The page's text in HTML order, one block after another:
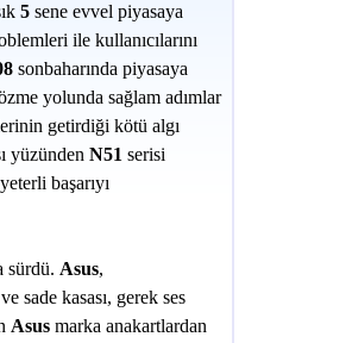
5 sene evvel piyasaya
ile kullanıcılarını
sonbaharında piyasaya
yolunda sağlam adımlar
getirdiği kötü algı
yüzünden N51 serisi
başarıyı
sürdü. Asus,
sade kasası, gerek ses
Asus marka anakartlardan